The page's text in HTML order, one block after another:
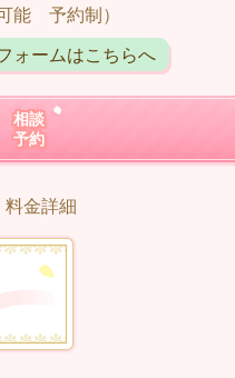
能 予約制）
ォームはこちらへ
相談
予約
料金詳細